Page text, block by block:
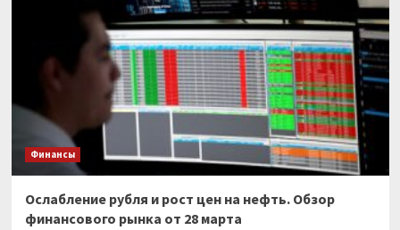
в
пяти
крупных
банках.
грозят
штрафы
на
общую
миллиарда
евро
Финансы
Ослабление рубля и рост цен на нефть. Обзор
финансового рынка от 28 марта